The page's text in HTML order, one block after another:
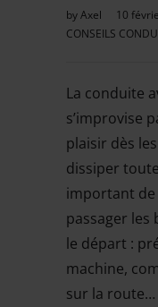
byAxel
10
CONSEILS
La conduite
s’improvise
plaisir dès
dissiper
important
passager les
le départ :
machine,
sur la route…